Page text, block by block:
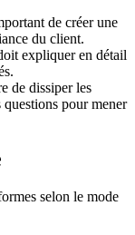
de créer une
du client.
expliquer en détail
de dissiper les
questions pour mener
selon le mode